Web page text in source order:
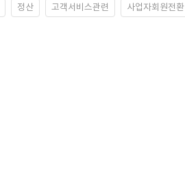
정산 고객서비스관련 사업자회원전환